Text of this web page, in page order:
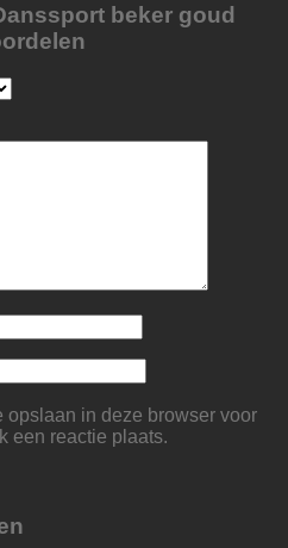
beker goud
opslaan in deze browser voor
een reactie plaats.